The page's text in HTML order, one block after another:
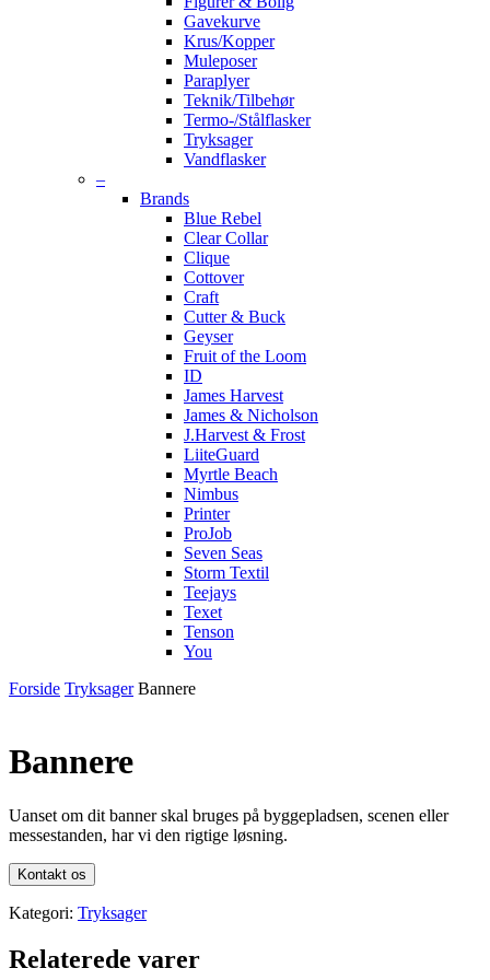
Gavekurve
Krus/Kopper
Muleposer
Paraplyer
Teknik/Tilbehør
Termo-/Stålflasker
Tryksager
Vandflasker
–
Brands
Blue Rebel
Clear Collar
Clique
Cottover
Craft
Cutter & Buck
Geyser
Fruit of the Loom
ID
James Harvest
James & Nicholson
J.Harvest & Frost
LiiteGuard
Myrtle Beach
Nimbus
Printer
ProJob
Seven Seas
Storm Textil
Teejays
Texet
Tenson
You
Forside Tryksager Bannere
Bannere
Uanset om dit banner skal bruges på byggepladsen, scenen eller
messestanden, har vi den rigtige løsning.
Kontakt os
Kategori: Tryksager
Relaterede varer